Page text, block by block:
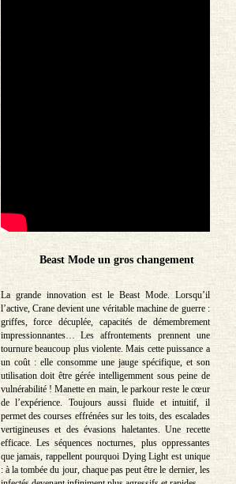
Beast Mode un gros changement
La grande innovation est le Beast Mode. Lorsqu’il
l’active, Crane devient une véritable machine de guerre :
griffes, force décuplée, capacités de démembrement
impressionnantes… Les affrontements prennent une
tournure beaucoup plus violente. Mais cette puissance a
un coût : elle consomme une jauge spécifique, et son
utilisation doit être gérée intelligemment sous peine de
vulnérabilité ! Manette en main, le parkour reste le cœur
de l’expérience. Toujours aussi fluide et intuitif, il
permet des courses effrénées sur les toits, des escalades
vertigineuses et des évasions haletantes. Une recette
efficace. Les séquences nocturnes, plus oppressantes
que jamais, rappellent pourquoi Dying Light est unique
: à la tombée du jour, chaque pas peut être le dernier, les